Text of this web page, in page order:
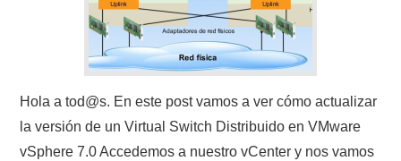
Hola a tod@s. En este post vamos a ver cómo actualizar
la versión de un Virtual Switch Distribuido en VMware
vSphere 7.0 Accedemos a nuestro vCenter y nos vamos